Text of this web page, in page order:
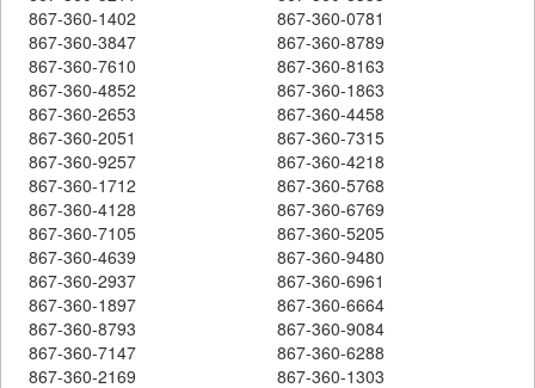
867-360-1402
867-360-0781
867-360-3847
867-360-8789
867-360-7610
867-360-8163
867-360-4852
867-360-1863
867-360-2653
867-360-4458
867-360-2051
867-360-7315
867-360-9257
867-360-4218
867-360-1712
867-360-5768
867-360-4128
867-360-6769
867-360-7105
867-360-5205
867-360-4639
867-360-9480
867-360-2937
867-360-6961
867-360-1897
867-360-6664
867-360-8793
867-360-9084
867-360-7147
867-360-6288
867-360-2169
867-360-1303